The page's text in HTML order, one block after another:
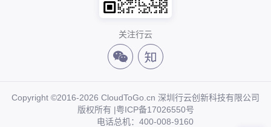
关注行云
Copyright ©2016-2026 CloudToGo.cn 深圳行云创新科技有限公司
版权所有 |粤ICP备17026550号
电话总机：400-008-9160